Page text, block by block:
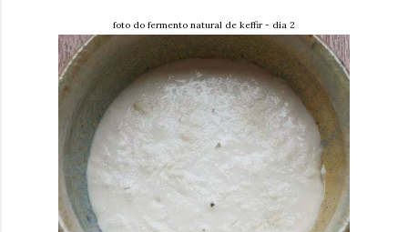
foto do fermento natural de keffir - dia 2